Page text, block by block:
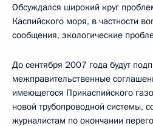
Обсуждался широкий круг
Каспийского моря, в частности
сообщения, экологические
До сентября 2007 года будут
межправительственные
имеющегося Прикаспийского
новой трубопроводной системы,
журналистам по окончании